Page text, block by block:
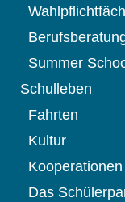
Summer
Schulleben
Fahrten
Kultur
Kooperationen
Das